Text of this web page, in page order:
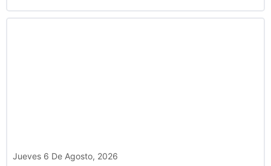
Jueves 6 De Agosto, 2026